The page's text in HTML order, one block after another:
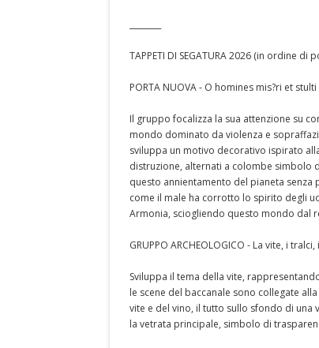
TAPPETI DI SEGATURA 2026 (in ordine di
PORTA NUOVA - O homines mis?ri et stulti
Il gruppo focalizza la sua attenzione su
mondo dominato da violenza e
sviluppa un motivo decorativo ispirato
distruzione, alternati a colombe simbolo
questo annientamento del pianeta
come il male ha corrotto lo spirito degli
Armonia, sciogliendo questo mondo dal
GRUPPO ARCHEOLOGICO - La vite, i
Sviluppa il tema della vite,
le scene del baccanale sono collegate
vite e del vino, il tutto sullo sfondo di
la vetrata principale, simbolo di